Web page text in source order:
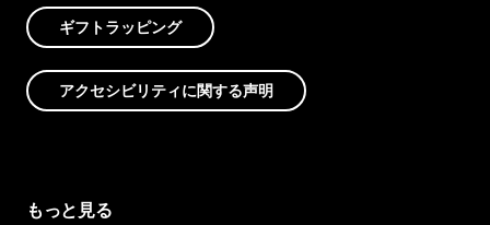
ギフトラッピング
アクセシビリティに関する声明
もっと見る